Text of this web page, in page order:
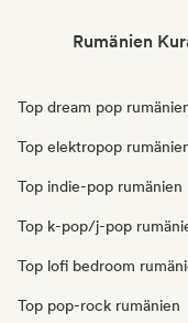
Rumänien
Top dream pop
Top elektropop
Top indie-pop rumänien
Top k-pop/j-pop
Top lofi bedroom
Top pop-rock rumänien